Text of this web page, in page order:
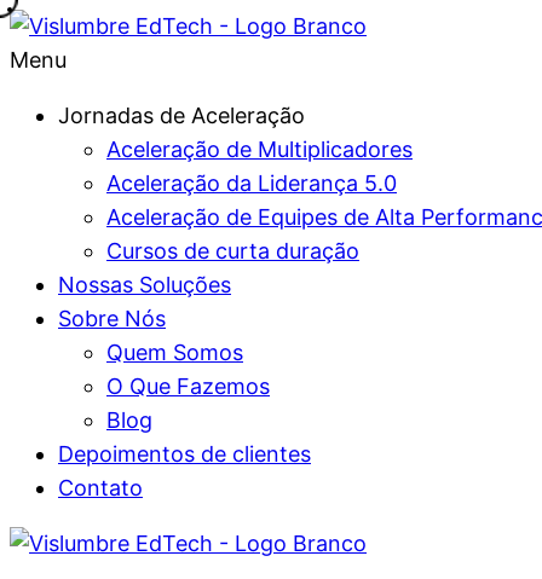
Menu
Jornadas de Aceleração
Aceleração de Multiplicadores
Aceleração da Liderança 5.0
Aceleração de Equipes de Alta
Cursos de curta duração
Nossas Soluções
Sobre Nós
Quem Somos
O Que Fazemos
Blog
Depoimentos de clientes
Contato